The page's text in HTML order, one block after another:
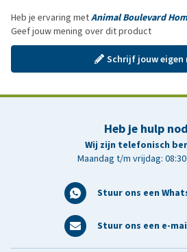
Heb je ervaring metAnimal Boulevard
Geef jouw mening over dit product
Schrijf jouw eigen
Heb je hulp
Wij zijn telefonisch
Maandag t/m vrijdag:
Stuur ons een
Stuur ons een e-